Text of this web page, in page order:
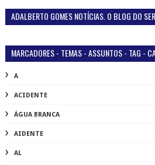
ADALBERTO GOMES NOTÍCIAS. O BLOG DO
MARCADORES - TEMAS - ASSUNTOS - TAG -
A
ACIDENTE
ÁGUA BRANCA
AIDENTE
AL